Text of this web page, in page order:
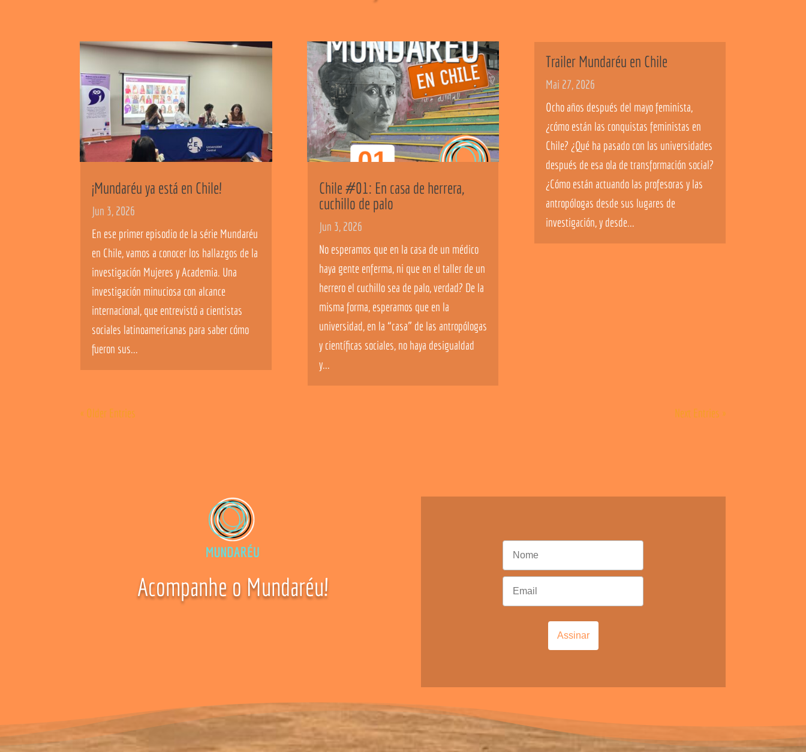
¡Mundaréu ya está en Chile!
Jun 3, 2026
En ese primer episodio de la série Mundaréu
en Chile, vamos a conocer los hallazgos de la
investigación Mujeres y Academia. Una
investigación minuciosa con alcance
internacional, que entrevistó a cientistas
sociales latinoamericanas para saber cómo
fueron sus...
Chile #01: En casa de herrera,
cuchillo de palo
Jun 3, 2026
No esperamos que en la casa de un médico
haya gente enferma, ni que en el taller de un
herrero el cuchillo sea de palo, verdad? De la
misma forma, esperamos que en la
universidad, en la “casa” de las antropólogas
y científicas sociales, no haya desigualdad
y...
Trailer Mundaréu en Chile
Mai 27, 2026
Ocho años después del mayo feminista,
¿cómo están las conquistas feministas en
Chile? ¿Qué ha pasado con las universidades
después de esa ola de transformación social?
¿Cómo están actuando las profesoras y las
antropólogas desde sus lugares de
investigación, y desde...
« Older Entries Next Entries »
Acompanhe o Mundaréu!